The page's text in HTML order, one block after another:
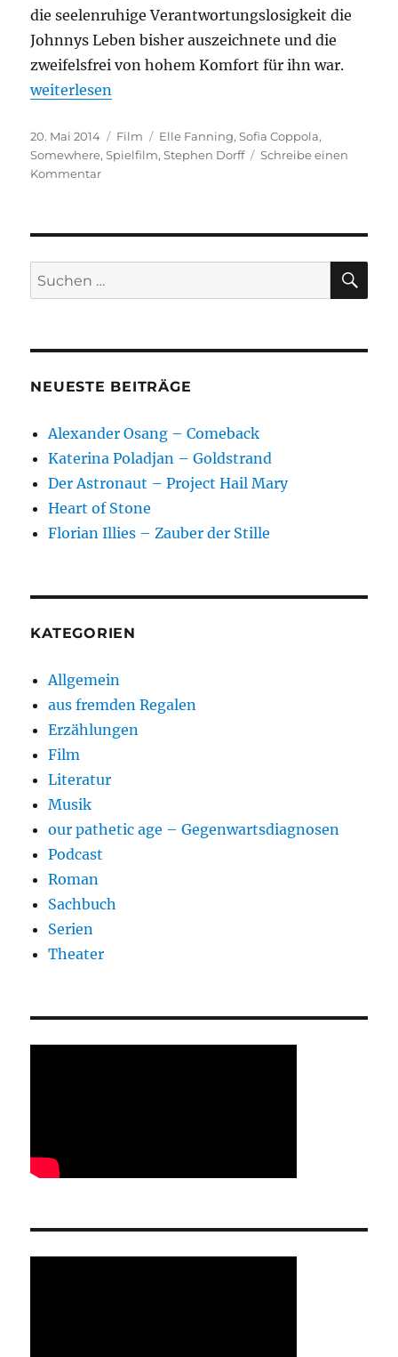
die seelenruhige Verantwortungslosigkeit die
Johnnys Leben bisher auszeichnete und die
zweifelsfrei von hohem Komfort für ihn war.
„Somewhere“
weiterlesen
Veröffentlicht
am
20. Mai 2014 Kategorien
Film Schlagwörter
Elle Fanning,Sofia Coppola,
Somewhere,Spielfilm,Stephen Dorff
Schreibe einen
Kommentarzu
Suchen
nach:
NEUESTE BEITRÄGE
Alexander Osang – Comeback
Katerina Poladjan – Goldstrand
Der Astronaut – Project Hail Mary
Heart of Stone
Florian Illies – Zauber der Stille
KATEGORIEN
Allgemein
aus fremden Regalen
Erzählungen
Film
Literatur
Musik
our pathetic age – Gegenwartsdiagnosen
Podcast
Roman
Sachbuch
Serien
Theater